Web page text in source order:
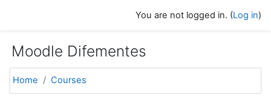
You are not logged in. (Log in)
Moodle Difementes
Home Courses